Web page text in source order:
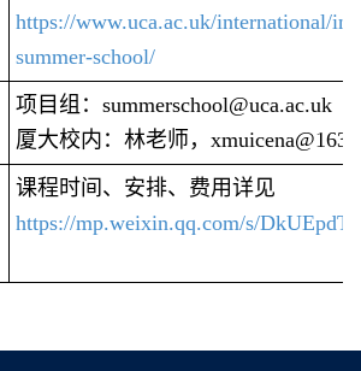
https://www.uca.ac.uk/international/
summer-school/
项目组：summerschool@uca.ac.uk
厦大校内：林老师，
课程时间、安排、费用详见
https://mp.weixin.qq.com/s/